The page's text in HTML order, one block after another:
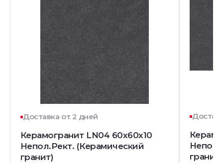
Доставка от 2 дней
Керамогранит LN04 60x60x10
Непол.Рект. (Керамический
гранит)
гранит)